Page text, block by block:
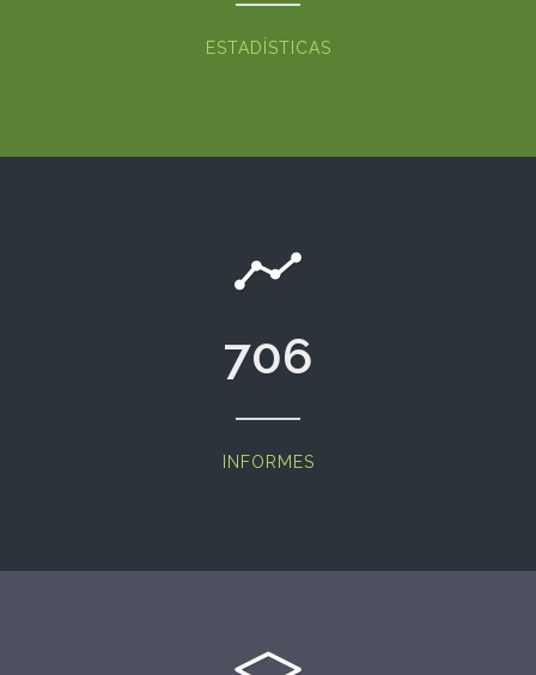
ESTADÍSTICAS
706
INFORMES